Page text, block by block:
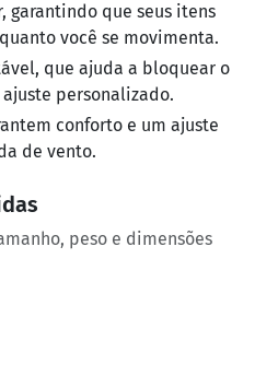
garantindo que seus itens
você se movimenta.
que ajuda a bloquear o
personalizado.
conforto e um ajuste
de vento.
peso e dimensões